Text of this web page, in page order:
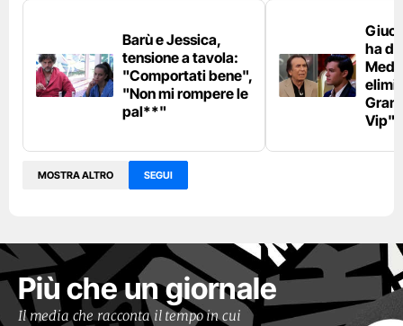
Barù e Jessica,
tensione a tavola:
"Comportati bene",
"Non mi rompere le
pal**"
ha
Vip"
MOSTRA ALTRO SEGUI
Più che un giornale
Il media che racconta il tempo in cui